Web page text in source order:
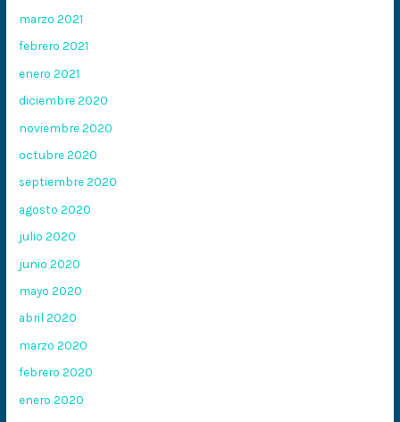
marzo 2021
febrero 2021
enero 2021
diciembre 2020
noviembre 2020
octubre 2020
septiembre 2020
agosto 2020
julio 2020
junio 2020
mayo 2020
abril 2020
marzo 2020
febrero 2020
enero 2020